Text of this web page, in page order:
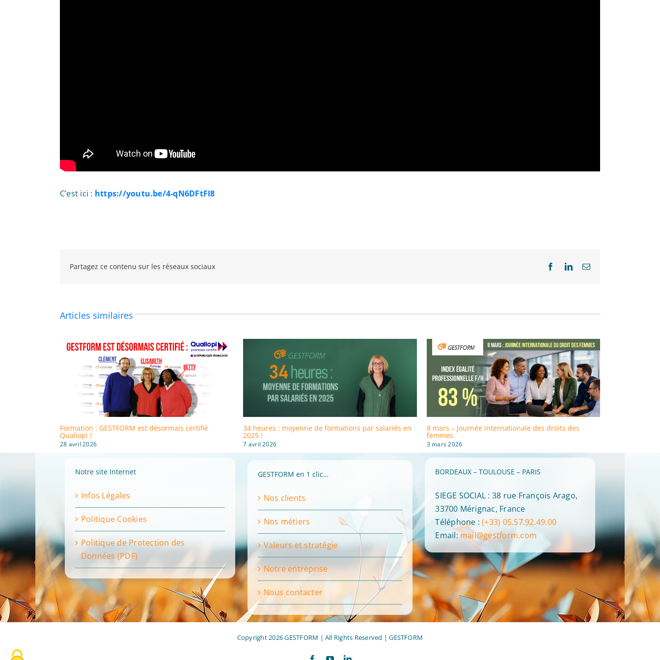
C’est ici : https://youtu.be/4-qN6DFtFI8
Partagez ce contenu sur les réseaux sociaux FacebookLinkedInEmail
Articles similaires
Formation : GESTFORM est désormais certifié
Qualiopi !
28 avril 2026
34 heures : moyenne de formations par salariés en
2025 !
7 avril 2026
8 mars – Journée internationale des droits des
femmes
3 mars 2026
Notre site Internet
Infos Légales
Politique Cookies
Politique de Protection des
Données (PDF)
GESTFORM en 1 clic…
Nos clients
Nos métiers
Valeurs et stratégie
Notre entreprise
Nous contacter
BORDEAUX – TOULOUSE – PARIS
SIEGE SOCIAL : 38 rue François Arago,
33700 Mérignac, France
Téléphone :(+33) 05.57.92.49.00
Email:mail@gestform.com
Copyright 2026 GESTFORM | All Rights Reserved |GESTFORM